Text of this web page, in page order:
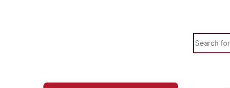
Search